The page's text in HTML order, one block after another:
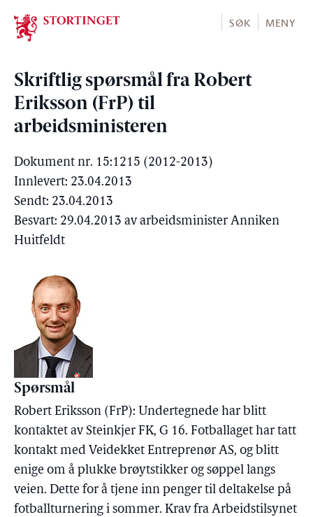
Stortinget.no
SØK MENY
Skriftlig spørsmål fra Robert
Eriksson (FrP) til
arbeidsministeren
Dokument nr. 15:1215 (2012-2013)
Innlevert: 23.04.2013
Sendt: 23.04.2013
Besvart: 29.04.2013 av arbeidsminister Anniken
Huitfeldt
Spørsmål
Robert Eriksson (FrP): Undertegnede har blitt
kontaktet av Steinkjer FK, G 16. Fotballaget har tatt
kontakt med Veidekket Entreprenør AS, og blitt
enige om å plukke brøytstikker og søppel langs
veien. Dette for å tjene inn penger til deltakelse på
fotballturnering i sommer. Krav fra Arbeidstilsynet